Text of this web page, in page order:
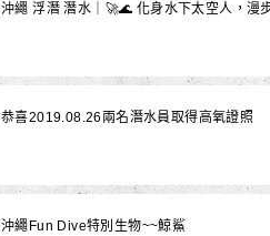
沖繩 浮潛 潛水｜🚀🌊 化身水下太空人，漫
恭喜2019.08.26兩名潛水員取得高氧證照
沖繩Fun Dive特別生物~~鯨鯊